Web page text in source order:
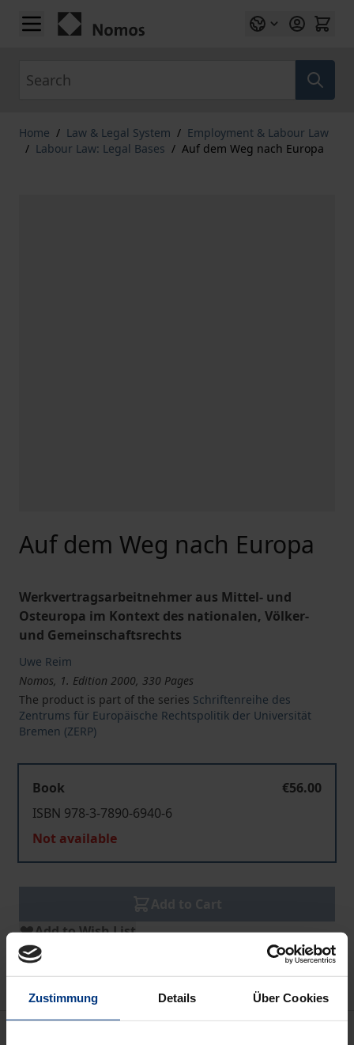
Zustimmung Details Über Cookies
Skip to Content
Home / Law & Legal System / Employment & Labour Law
/ Labour Law: Legal Bases / Auf dem Weg nach Europa
Auf dem Weg nach Europa
Werkvertragsarbeitnehmer aus Mittel- und
Osteuropa im Kontext des nationalen, Völker-
und Gemeinschaftsrechts
Uwe Reim
Nomos, 1. Edition 2000, 330 Pages
The product is part of the series Schriftenreihe des
Zentrums für Europäische Rechtspolitik der Universität
Bremen (ZERP)
Book
€56.00
ISBN 978-3-7890-6940-6
Not available
Add to Cart
Add to Wish List
Delivery cost notice